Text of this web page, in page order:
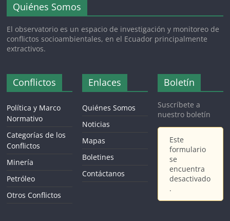
Quiénes Somos
El observatorio es un espacio de investigación y monitoreo de
conflictos socioambientales, en el Ecuador principalmente
extractivos.
Conflictos
Política y Marco
Normativo
Categorías de los
Conflictos
Minería
Petróleo
Otros Conflictos
Enlaces
Quiénes Somos
Noticias
Mapas
Boletines
Contáctanos
Boletín
Suscríbete a
nuestro boletín
Este
formulario
se
encuentra
desactivado
.